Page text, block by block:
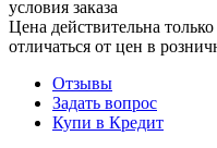
условия заказа
Цена действительна
отличаться от цен в
Отзывы
Задать вопрос
Купи в Кредит